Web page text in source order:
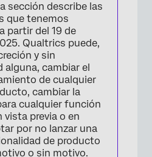
×
sección describe las
que tenemos
partir del 19 de
Qualtrics puede,
y sin
alguna, cambiar el
de cualquier
cambiar la
cualquier función
previa o en
por no lanzar una
de producto
o sin motivo.